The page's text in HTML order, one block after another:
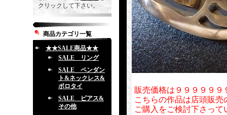
クリックして下さい。
商品カテゴリ一覧
★★SALE商品★★
SALE リング
SALE ペンダン
ト&ネックレス&
ボロタイ
SALE ピアス&
その他
販売価格は９９９９９
こちらの作品は店頭販
ご購入をご検討下さっ